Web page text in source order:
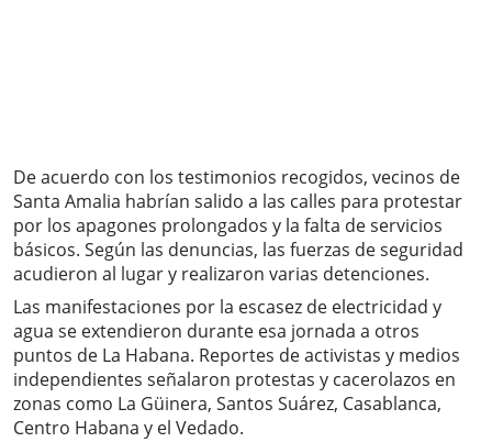
De acuerdo con los testimonios recogidos, vecinos de
Santa Amalia habrían salido a las calles para protestar
por los apagones prolongados y la falta de servicios
básicos. Según las denuncias, las fuerzas de seguridad
acudieron al lugar y realizaron varias detenciones.
Las manifestaciones por la escasez de electricidad y
agua se extendieron durante esa jornada a otros
puntos de La Habana. Reportes de activistas y medios
independientes señalaron protestas y cacerolazos en
zonas como La Güinera, Santos Suárez, Casablanca,
Centro Habana y el Vedado.